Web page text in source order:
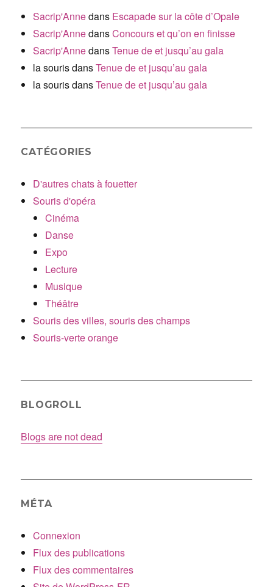
Sacrip'Annedans Escapade sur la côte d’Opale
Sacrip'AnnedansConcours et qu’on en finisse
Sacrip'AnnedansTenue de et jusqu’au gala
la sourisdansTenue de et jusqu’au gala
la sourisdansTenue de et jusqu’au gala
CATÉGORIES
D'autres chats à fouetter
Souris d'opéra
Cinéma
Danse
Expo
Lecture
Musique
Théâtre
Souris des villes, souris des champs
Souris-verte orange
BLOGROLL
Blogs are not dead
MÉTA
Connexion
Flux des publications
Flux des commentaires